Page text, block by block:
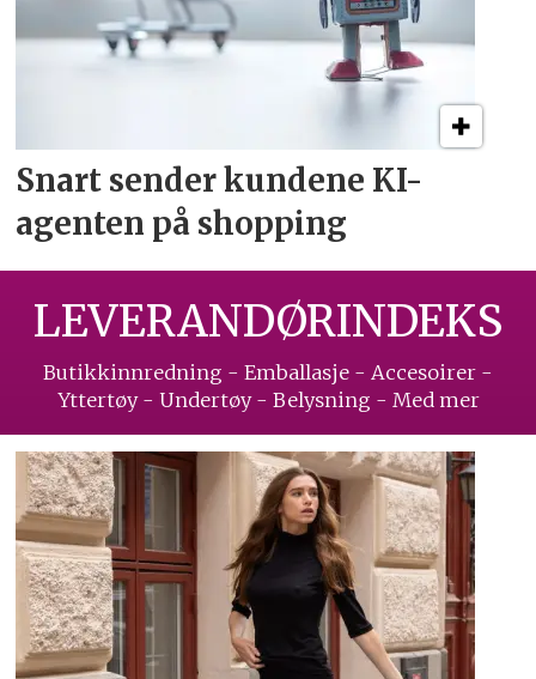
Snart sender kundene KI-
agenten på shopping
LEVERANDØRINDEKS
Butikkinnredning - Emballasje - Accesoirer -
Yttertøy - Undertøy - Belysning - Med mer